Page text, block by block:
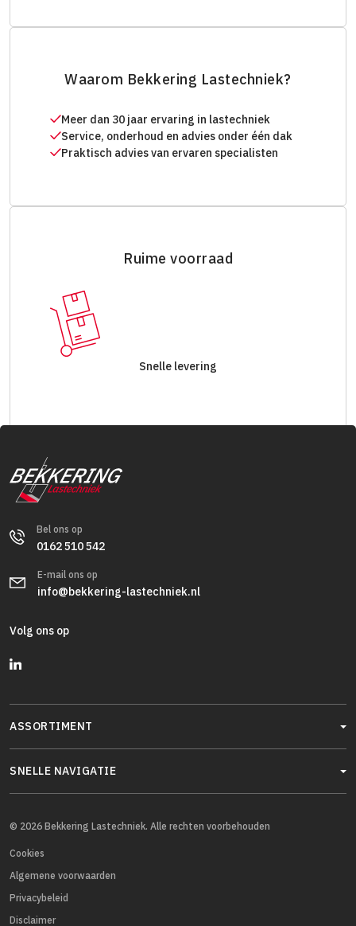
Waarom Bekkering Lastechniek?
Meer dan 30 jaar ervaring in lastechniek
Service, onderhoud en advies onder één dak
Praktisch advies van ervaren specialisten
Ruime voorraad
Snelle levering
Bel ons op
0162 510 542
E-mail ons op
info@bekkering-lastechniek.nl
Volg ons op
ASSORTIMENT
SNELLE NAVIGATIE
© 2026 Bekkering Lastechniek. Alle rechten voorbehouden
Cookies
Algemene voorwaarden
Privacybeleid
Disclaimer